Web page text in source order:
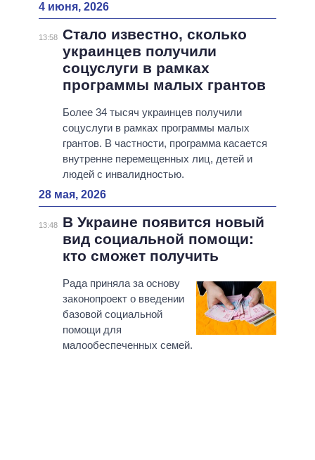
4 июня, 2026
13:58 Стало известно, сколько
украинцев получили
соцуслуги в рамках
программы малых грантов
Более 34 тысяч украинцев получили
соцуслуги в рамках программы малых
грантов. В частности, программа касается
внутренне перемещенных лиц, детей и
людей с инвалидностью.
28 мая, 2026
13:48
В Украине появится новый
вид социальной помощи:
кто сможет получить
Рада приняла за основу
законопроект о введении
базовой социальной
помощи для
малообеспеченных семей.